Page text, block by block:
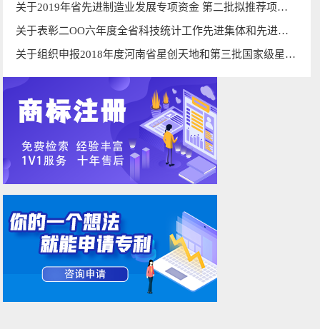
关于2019年省先进制造业发展专项资金 第二批拟推荐项目的公示
关于表彰二OO六年度全省科技统计工作先进集体和先进工作者的通知
关于组织申报2018年度河南省星创天地和第三批国家级星创天地的通知